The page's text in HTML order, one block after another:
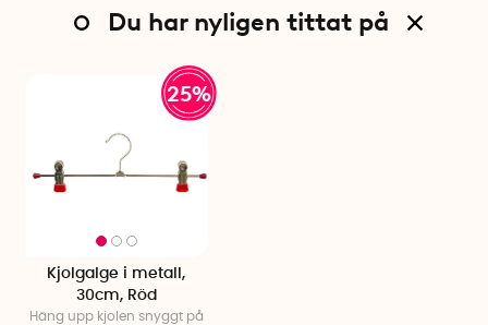
Du har nyligen tittat på
25%
Kjolgalge i metall,
30cm, Röd
Häng upp kjolen snyggt på